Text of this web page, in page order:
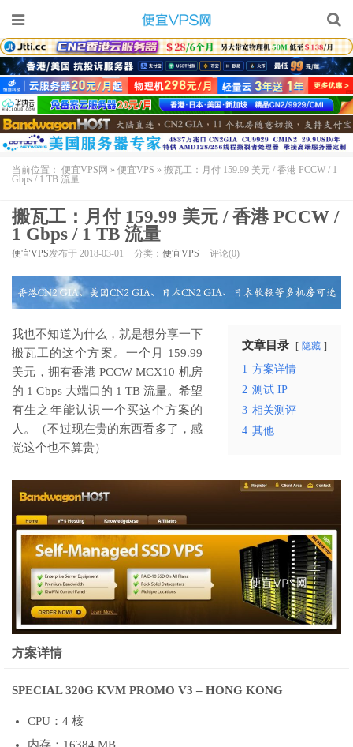
当前位置： 便宜VPS网 » 便宜VPS » 搬瓦工：月付 159.99 美元 / 香港 PCCW / 1
Gbps / 1 TB 流量
搬瓦工：月付 159.99 美元 / 香港 PCCW /
1 Gbps / 1 TB 流量
便宜VPS发布于 2018-03-01 分类： 便宜VPS 评论(0)
文章目录 隐藏
1 方案详情
2 测试 IP
3 相关测评
4 其他
我也不知道为什么，就是想分享一下
搬瓦工 的这个方案。一个月 159.99
美元，拥有香港 PCCW MCX10 机房
的 1 Gbps 大端口的 1 TB 流量。希望
有生之年能认识一个买这个方案的
人。（不过现在贵的东西看多了，感
觉这个也不算贵）
方案详情
SPECIAL 320G KVM PROMO V3 – HONG KONG
CPU：4 核